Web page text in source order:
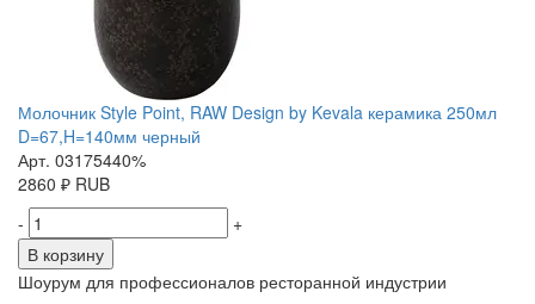
Молочник Style Point, RAW Design by Kevala керамика 250мл
D=67,H=140мм черный
Арт. 03175440%
2860 ₽ RUB
-
+
В корзину
Шоурум для профессионалов ресторанной индустрии